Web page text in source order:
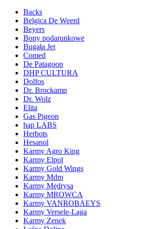
Backs
Belgica De Weerd
Beyers
Bony podarunkowe
Bugała Jet
Comed
De Patagoon
DHP CULTURA
Dolfos
Dr. Brockamp
Dr. Wolz
Elita
Gas Pigeon
hap LABS
Herbots
Hesanol
Karmy Agro King
Karmy Elpol
Karmy Gold Wings
Karmy Mdm
Karmy Mędrysa
Karmy MROWCA
Karmy VANROBAEYS
Karmy Versele-Laga
Karmy Zenek